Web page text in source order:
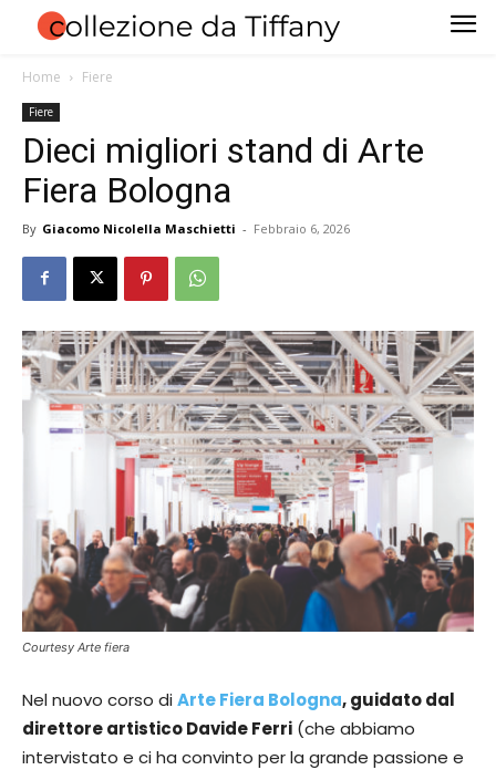
Home Fiere
Fiere
Dieci migliori stand di Arte
Fiera Bologna
By Giacomo Nicolella Maschietti - Febbraio 6, 2026
Courtesy Arte fiera
Nel nuovo corso diArte Fiera Bologna, guidato dal
direttore artistico Davide Ferri (che abbiamo
intervistato e ci ha convinto per la grande passione e